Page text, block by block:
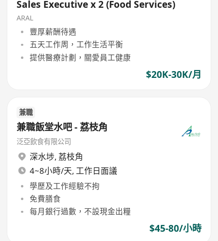
Sales Executive x 2 (Food Services)
ARAL
豐厚薪酬待遇
五天工作周，工作生活平衡
提供醫療計劃，關愛員工健康
$20K-30K/月
兼職
兼職飯堂水吧 - 荔枝角
泛亞飲食有限公司
深水埗, 荔枝角
4~8小時/天, 工作日面議
學歷及工作經驗不拘
免費膳食
每月銀行過數，不設現金出糧
$45-80/小時